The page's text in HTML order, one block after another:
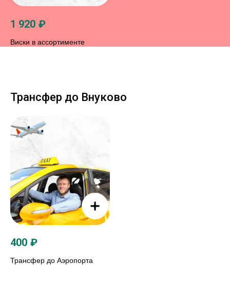
1 920 ₽
Виски в ассортименте
Трансфер до Внуково
400 ₽
Трансфер до Аэропорта